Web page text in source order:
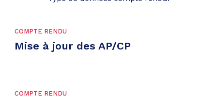
COMPTE RENDU
Mise à jour des AP/CP
COMPTE RENDU